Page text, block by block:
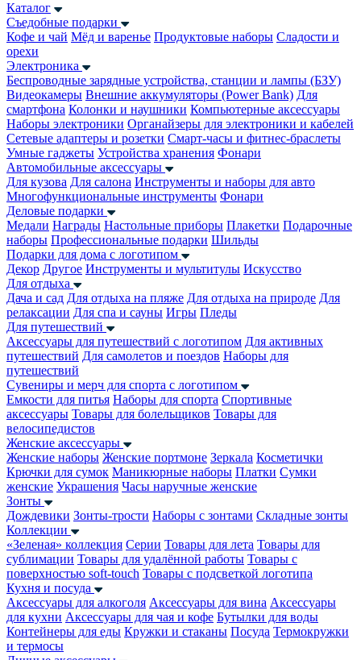
Каталог
Съедобные подарки
Кофе и чай Мёд и варенье Продуктовые наборы Сладости и
орехи
Электроника
Беспроводные зарядные устройства, станции и лампы (БЗУ)
Видеокамеры Внешние аккумуляторы (Power Bank) Для
смартфона Колонки и наушники Компьютерные аксессуары
Наборы электроники Органайзеры для электроники и кабелей
Сетевые адаптеры и розетки Смарт-часы и фитнес-браслеты
Умные гаджеты Устройства хранения Фонари
Автомобильные аксессуары
Для кузова Для салона Инструменты и наборы для авто
Многофункциональные инструменты Фонари
Деловые подарки
Медали Награды Настольные приборы Плакетки Подарочные
наборы Профессиональные подарки Шильды
Подарки для дома с логотипом
Декор Другое Инструменты и мультитулы Искусство
Для отдыха
Дача и сад Для отдыха на пляже Для отдыха на природе Для
релаксации Для спа и сауны Игры Пледы
Для путешествий
Аксессуары для путешествий с логотипом Для активных
путешествий Для самолетов и поездов Наборы для
путешествий
Сувениры и мерч для спорта с логотипом
Емкости для питья Наборы для спорта Спортивные
аксессуары Товары для болельщиков Товары для
велосипедистов
Женские аксессуары
Женские наборы Женские портмоне Зеркала Косметички
Крючки для сумок Маникюрные наборы Платки Сумки
женские Украшения Часы наручные женские
Зонты
Дождевики Зонты-трости Наборы с зонтами Складные зонты
Коллекции
«Зеленая» коллекция Серии Товары для лета Товары для
сублимации Товары для удалённой работы Товары с
поверхностью soft-touch Товары с подсветкой логотипа
Кухня и посуда
Аксессуары для алкоголя Аксессуары для вина Аксессуары
для кухни Аксессуары для чая и кофе Бутылки для воды
Контейнеры для еды Кружки и стаканы Посуда Термокружки
и термосы